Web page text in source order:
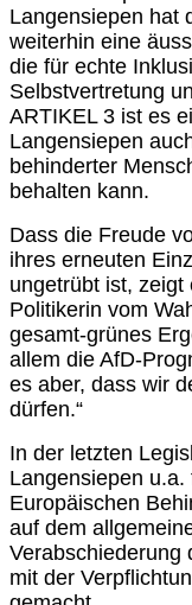
Langensiepen hat
weiterhin eine
die für echte
Selbstvertretung
ARTIKEL 3 ist es
Langensiepen
behinderter
behalten kann.
Dass die Freude
ihres erneuten
ungetrübt ist,
Politikerin vom
gesamt-grünes
allem die AfD-
es aber, dass wir
dürfen.“
In der letzten
Langensiepen
Europäischen
auf dem
Verabschiederung
mit der